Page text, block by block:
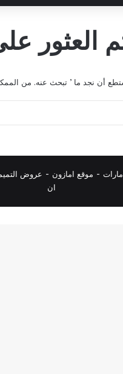
العثور
نستطع أن نجد ما ’ تبحث عنه. من
- موقع امازون - عروض
ان